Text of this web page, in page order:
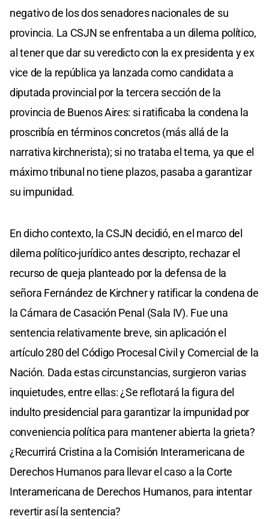
negativo de los dos senadores nacionales de su
provincia. La CSJN se enfrentaba a un dilema político,
al tener que dar su veredicto con la ex presidenta y ex
vice de la república ya lanzada como candidata a
diputada provincial por la tercera sección de la
provincia de Buenos Aires: si ratificaba la condena la
proscribía en términos concretos (más allá de la
narrativa kirchnerista); si no trataba el tema, ya que el
máximo tribunal no tiene plazos, pasaba a garantizar
su impunidad.
En dicho contexto, la CSJN decidió, en el marco del
dilema político-jurídico antes descripto, rechazar el
recurso de queja planteado por la defensa de la
señora Fernández de Kirchner y ratificar la condena de
la Cámara de Casación Penal (Sala IV). Fue una
sentencia relativamente breve, sin aplicación el
artículo 280 del Código Procesal Civil y Comercial de la
Nación. Dada estas circunstancias, surgieron varias
inquietudes, entre ellas: ¿Se reflotará la figura del
indulto presidencial para garantizar la impunidad por
conveniencia política para mantener abierta la grieta?
¿Recurrirá Cristina a la Comisión Interamericana de
Derechos Humanos para llevar el caso a la Corte
Interamericana de Derechos Humanos, para intentar
revertir así la sentencia?